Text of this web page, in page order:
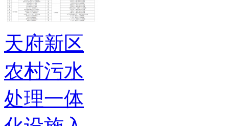
天府新区
农村污水
处理一体